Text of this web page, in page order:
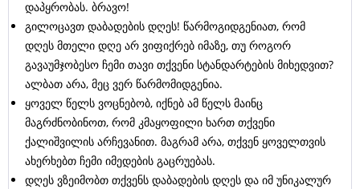
დაპყრობას. ბრავო!
გილოცავთ დაბადების დღეს! წარმოგიდგენიათ, რომ
დღეს მთელი დღე არ ვიფიქრებ იმაზე, თუ როგორ
გავაუმჯობესო ჩემი თავი თქვენი სტანდარტების მიხედვით?
ალბათ არა, მეც ვერ წარმომიდგენია.
ყოველ წელს ვოცნებობ, იქნებ ამ წელს მაინც
მაგრძნობინოთ, რომ კმაყოფილი ხართ თქვენი
ქალიშვილის არჩევანით. მაგრამ არა, თქვენ ყოველთვის
ახერხებთ ჩემი იმედების გაცრუებას.
დღეს ვზეიმობთ თქვენს დაბადების დღეს და იმ უნიკალურ